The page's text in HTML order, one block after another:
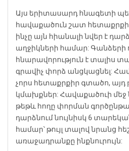
Այս երիտասարդ հնագետի
հավաքածուն շատ
ինչը այն հիանալի նվեր է
աղջիկների համար: Գանձերի
հնարավորություն է տալիս
գրավիչ փորձ անցկացնել:
չորս հետաքրքիր գտածո, այդ
կմախքներ: Հավաքածուի
թեթև հողը փորման
դարձնում նույնիսկ 6
համար՝ թույլ տալով նրանց
առաջադրանքը ինքնուրույն: